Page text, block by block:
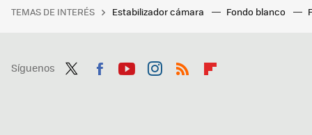
TEMAS DE INTERÉS Estabilizador cámara Fondo blanco
Síguenos